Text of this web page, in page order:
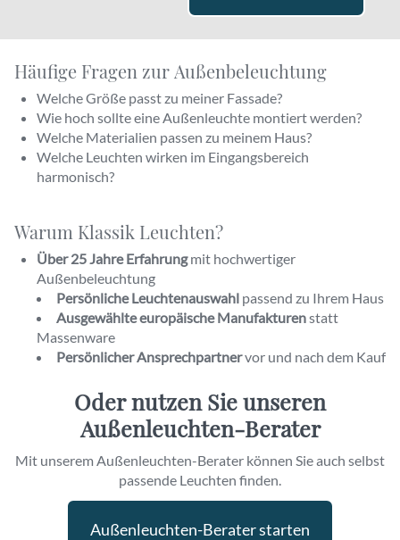
Häufige Fragen zur Außenbeleuchtung
Welche Größe passt zu meiner Fassade?
Wie hoch sollte eine Außenleuchte montiert werden?
Welche Materialien passen zu meinem Haus?
Welche Leuchten wirken im Eingangsbereich
harmonisch?
Warum Klassik Leuchten?
Über 25 Jahre Erfahrungmit hochwertiger
Außenbeleuchtung
Persönliche Leuchtenauswahl passend zu Ihrem Haus
Ausgewählte europäische Manufakturenstatt
Massenware
Persönlicher Ansprechpartnervor und nach dem Kauf
Oder nutzen Sie unseren
Außenleuchten-Berater
Mit unserem Außenleuchten-Berater können Sie auch selbst
passende Leuchten finden.
Außenleuchten-Berater starten